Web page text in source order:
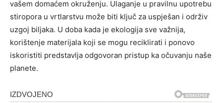
vašem domaćem okruženju. Ulaganje u pravilnu upotrebu
stiropora u vrtlarstvu može biti ključ za uspješan i održiv
uzgoj biljaka. U doba kada je ekologija sve važnija,
korištenje materijala koji se mogu reciklirati i ponovo
iskoristiti predstavlja odgovoran pristup ka očuvanju naše
planete.